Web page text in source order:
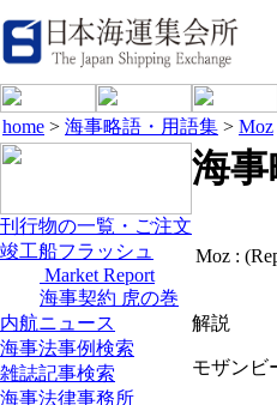
home > 海事略語・用語集 > Moz
刊行物の一覧・ご注文
竣工船フラッシュ
Market Report
海事契約 虎の巻
内航ニュース
海事法事例検索
雑誌記事検索
海事法律事務所
海
Moz :
解説
モザンビ